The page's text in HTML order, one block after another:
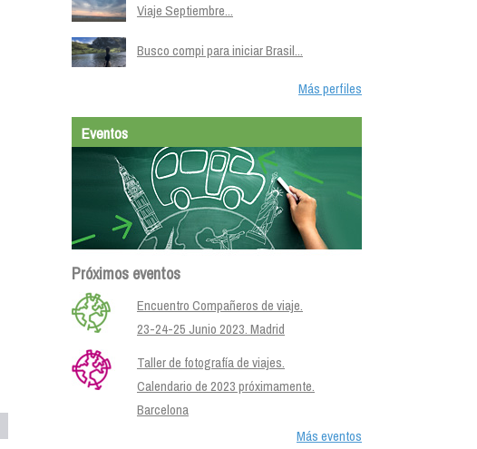
Viaje Septiembre...
Busco compi para iniciar Brasil...
Más perfiles
Eventos
Próximos eventos
Encuentro Compañeros de viaje.
23-24-25 Junio 2023. Madrid
Taller de fotografía de viajes.
Calendario de 2023 próximamente.
Barcelona
Más eventos